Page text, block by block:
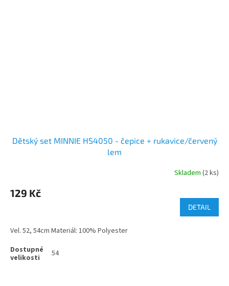
Dětský set MINNIE HS4050 - čepice + rukavice/červený
lem
Skladem (2 ks)
129 Kč
DETAIL
Vel. 52, 54cm Materiál: 100% Polyester
54